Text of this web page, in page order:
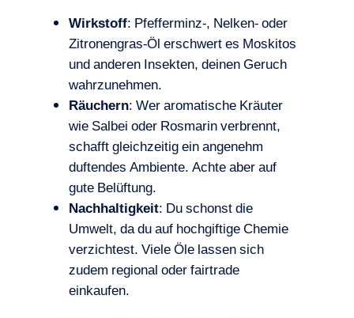
Wirkstoff: Pfefferminz-, Nelken- oder
Zitronengras-Öl erschwert es Moskitos
und anderen Insekten, deinen Geruch
wahrzunehmen.
Räuchern: Wer aromatische Kräuter
wie Salbei oder Rosmarin verbrennt,
schafft gleichzeitig ein angenehm
duftendes Ambiente. Achte aber auf
gute Belüftung.
Nachhaltigkeit: Du schonst die
Umwelt, da du auf hochgiftige Chemie
verzichtest. Viele Öle lassen sich
zudem regional oder fairtrade
einkaufen.